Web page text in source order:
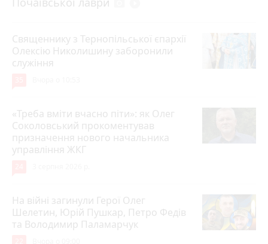
Священнику з Тернопільської єпархії
Олексію Николишину заборонили
служіння
«Треба вміти вчасно піти»: як Олег
Соколовський прокоментував
призначення нового начальника
управління ЖКГ
На війні загинули Герої Олег
Шелетин, Юрій Пушкар, Петро Федів
та Володимир Паламарчук